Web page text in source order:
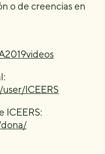
o de creencias en
ICEERS
ICEERS: